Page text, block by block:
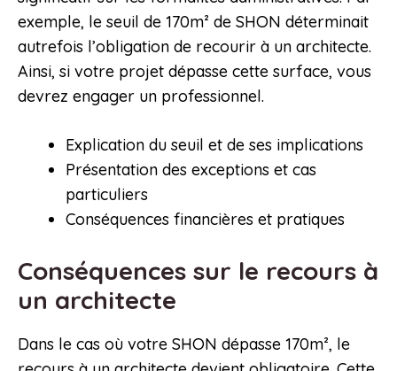
exemple, le seuil de 170m² de SHON déterminait
autrefois l’obligation de recourir à un architecte.
Ainsi, si votre projet dépasse cette surface, vous
devrez engager un professionnel.
Explication du seuil et de ses implications
Présentation des exceptions et cas
particuliers
Conséquences financières et pratiques
Conséquences sur le recours à
un architecte
Dans le cas où votre SHON dépasse 170m², le